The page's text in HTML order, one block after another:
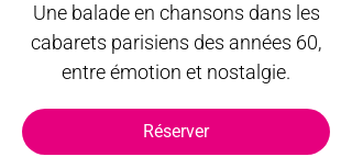
Une balade en chansons dans les
cabarets parisiens des années 60,
entre émotion et nostalgie.
Réserver